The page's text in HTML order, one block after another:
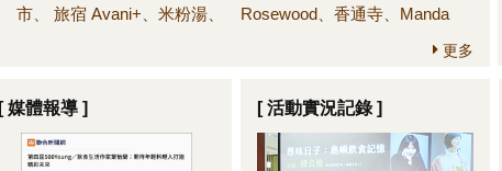
市、 旅宿 Avani+、米粉湯、
Rosewood、香通寺、Manda
更多
[ 媒體報導 ] [ 活動實況記錄 ]